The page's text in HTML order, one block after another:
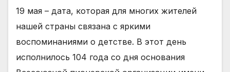
19 мая – дата, кото­рая для многих жителей
нашей страны связана с яркими
воспоминания­ми о детстве. В этот день
исполнилось 104 года со дня основания